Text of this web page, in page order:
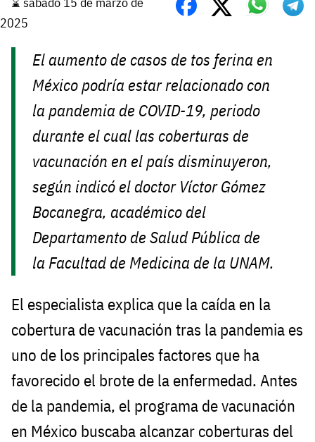
2025
El aumento de casos de tos ferina en
México podría estar relacionado con
la pandemia de COVID-19, periodo
durante el cual las coberturas de
vacunación en el país disminuyeron,
según indicó el doctor Víctor Gómez
Bocanegra, académico del
Departamento de Salud Pública de
la Facultad de Medicina de la UNAM.
El especialista explica que la caída en la
cobertura de vacunación tras la pandemia es
uno de los principales factores que ha
favorecido el brote de la enfermedad. Antes
de la pandemia, el programa de vacunación
en México buscaba alcanzar coberturas del